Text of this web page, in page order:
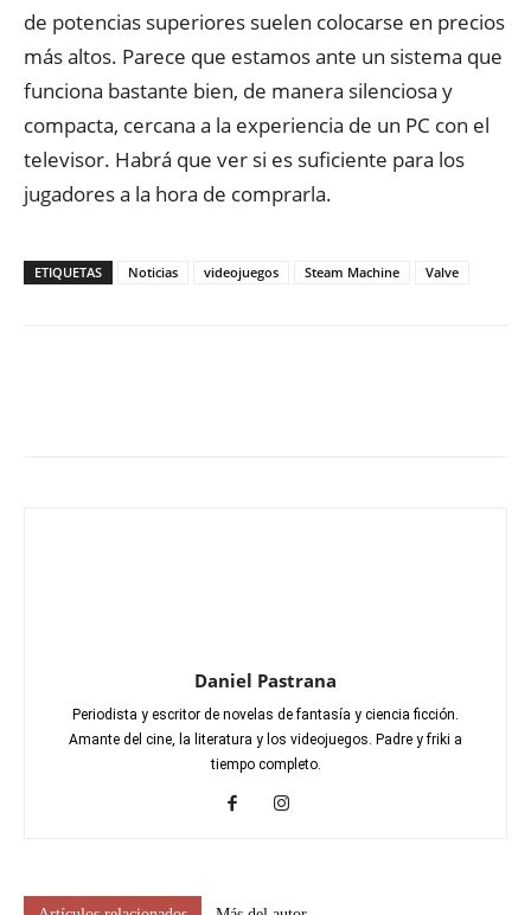
de potencias superiores suelen colocarse en precios
más altos. Parece que estamos ante un sistema que
funciona bastante bien, de manera silenciosa y
compacta, cercana a la experiencia de un PC con el
televisor. Habrá que ver si es suficiente para los
jugadores a la hora de comprarla.
ETIQUETAS Noticias videojuegos Steam Machine Valve
Daniel Pastrana
Periodista y escritor de novelas de fantasía y ciencia ficción.
Amante del cine, la literatura y los videojuegos. Padre y friki a
tiempo completo.